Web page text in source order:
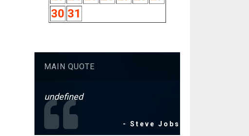
30 31
MAIN QUOTE
undefined
- Steve Jobs